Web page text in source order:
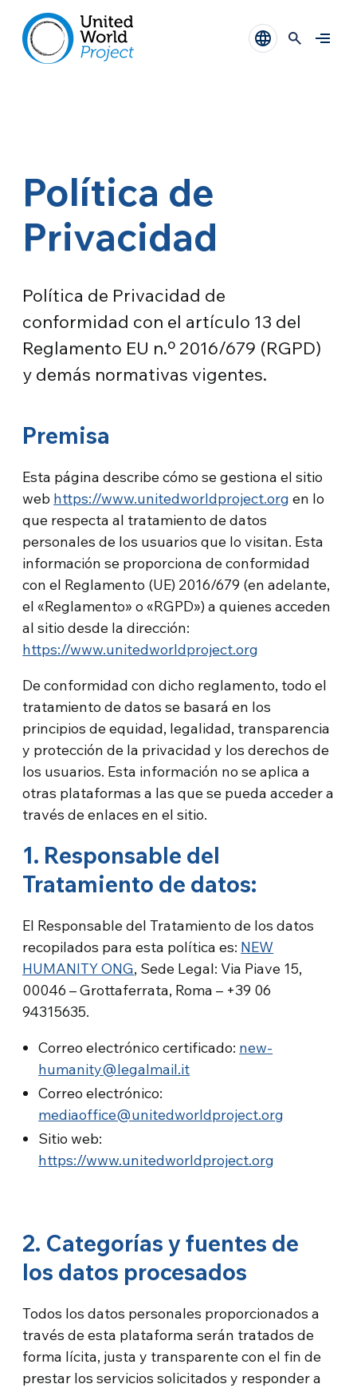
Política de
Privacidad
Política de Privacidad de
conformidad con el artículo 13 del
Reglamento EU n.º 2016/679 (RGPD)
y demás normativas vigentes.
Premisa
Esta página describe cómo se gestiona el sitio
web https://www.unitedworldproject.org en lo
que respecta al tratamiento de datos
personales de los usuarios que lo visitan. Esta
información se proporciona de conformidad
con el Reglamento (UE) 2016/679 (en adelante,
el «Reglamento» o «RGPD») a quienes acceden
al sitio desde la dirección:
https://www.unitedworldproject.org
De conformidad con dicho reglamento, todo el
tratamiento de datos se basará en los
principios de equidad, legalidad, transparencia
y protección de la privacidad y los derechos de
los usuarios. Esta información no se aplica a
otras plataformas a las que se pueda acceder a
través de enlaces en el sitio.
1. Responsable del
Tratamiento de datos:
El Responsable del Tratamiento de los datos
recopilados para esta política es: NEW
HUMANITY ONG, Sede Legal: Via Piave 15,
00046 – Grottaferrata, Roma – +39 06
94315635.
Correo electrónico certificado: new-
humanity@legalmail.it
Correo electrónico:
mediaoffice@unitedworldproject.org
Sitio web:
https://www.unitedworldproject.org
2. Categorías y fuentes de
los datos procesados
Todos los datos personales proporcionados a
través de esta plataforma serán tratados de
forma lícita, justa y transparente con el fin de
prestar los servicios solicitados y responder a